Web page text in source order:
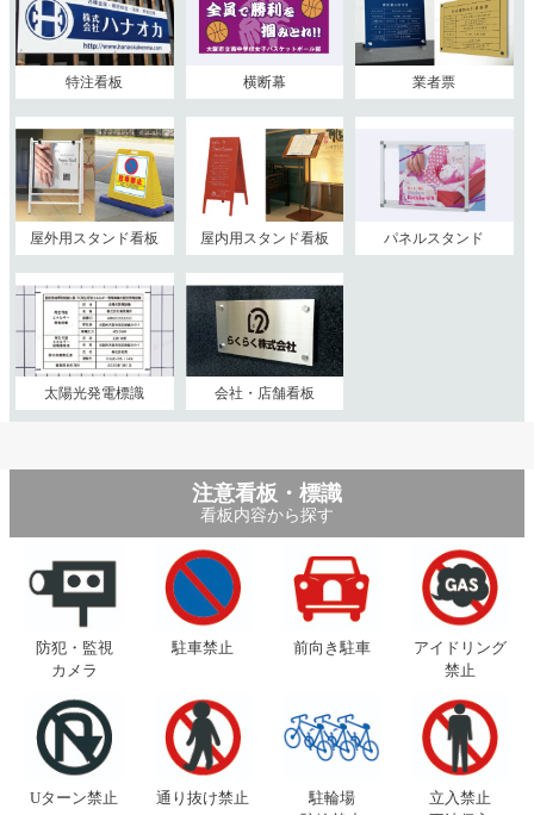
特注看板 横断幕 業者票
屋外用スタンド看板 屋内用スタンド看板 パネルスタンド
太陽光発電標識 会社・店舗看板
注意看板・標識
看板内容から探す
防犯・監視
カメラ
駐車禁止 前向き駐車
アイドリング
禁止
Uターン禁止 通り抜け禁止
駐輪場
立入禁止